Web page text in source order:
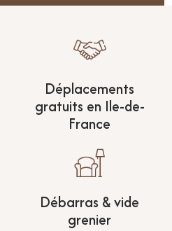
Déplacements
gratuits en Ile-de-
France
Débarras & vide
grenier